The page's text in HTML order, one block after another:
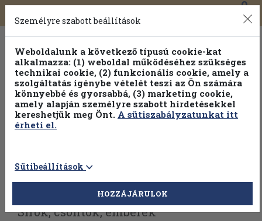
Toggle
navigation
0
Vissza az előző oldalra Válasszon példányt
Sírok, csontok, emberek
Személyre szabott beállítások
Weboldalunk a következő típusú cookie-kat
alkalmazza: (1) weboldal működéséhez szükséges
technikai cookie, (2) funkcionális cookie, amely a
szolgáltatás igénybe vételét teszi az Ön számára
könnyebbé és gyorsabbá, (3) marketing cookie,
amely alapján személyre szabott hirdetésekkel
kereshetjük meg Önt. A sütiszabályzatunkat itt
érheti el.
Sütibeállítások
HOZZÁJÁRULOK